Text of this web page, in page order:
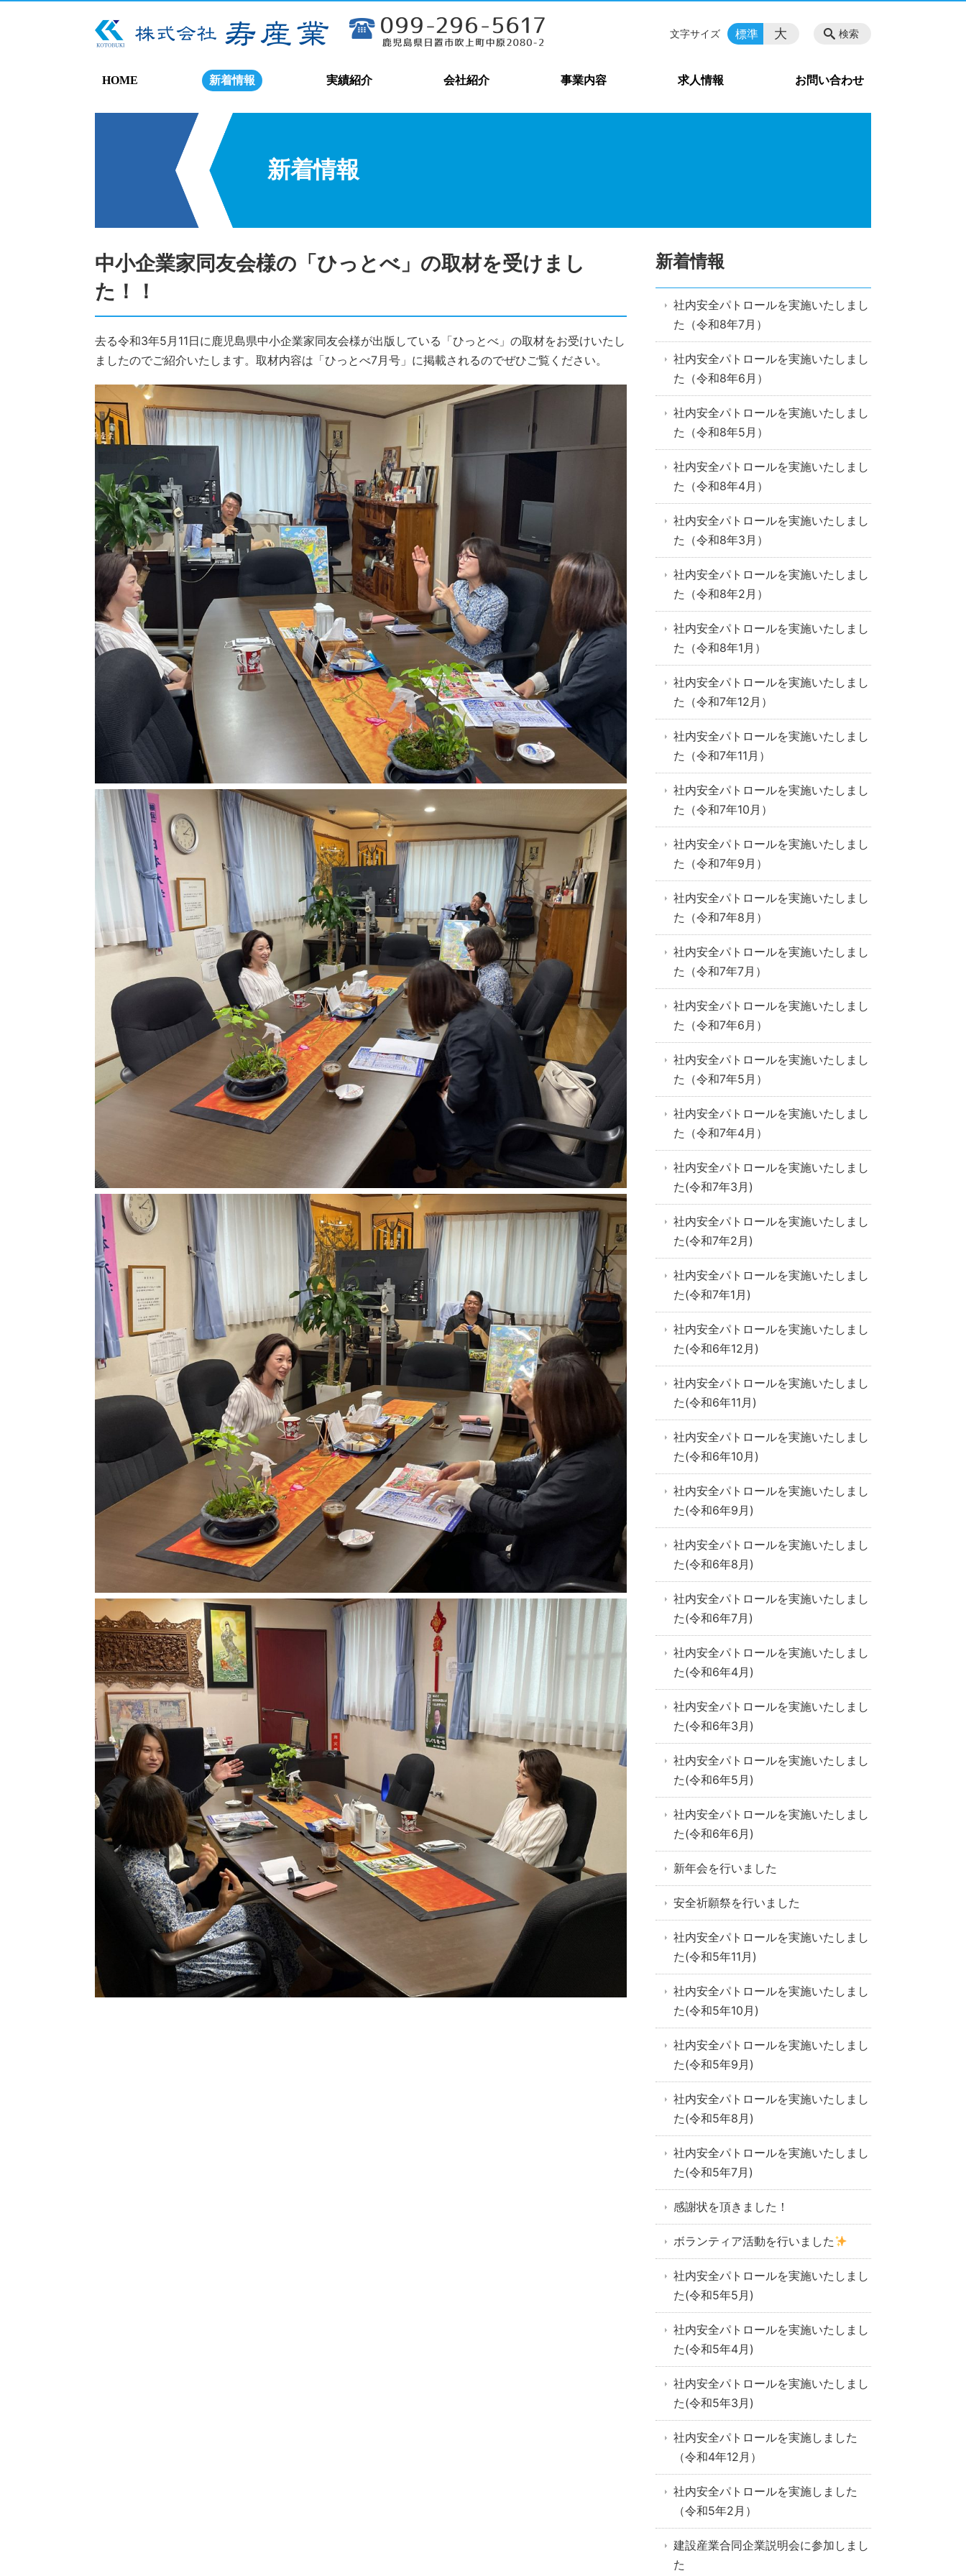
HOME 新着情報 実績紹介 会社紹介 事業内容 求人情報 お問い合わせ
検索
文字サイズ 標準 大
新着情報
中小企業家同友会様の「ひっとべ」の取材を受けまし
た！！
去る令和3年5月11日に鹿児島県中小企業家同友会様が出版している「ひっとべ」の取材をお受けいたし
ましたのでご紹介いたします。取材内容は「ひっとべ7月号」に掲載されるのでぜひご覧ください。
新着情報
社内安全パトロールを実施いたしまし
た（令和8年7月）
社内安全パトロールを実施いたしまし
た（令和8年6月）
社内安全パトロールを実施いたしまし
た（令和8年5月）
社内安全パトロールを実施いたしまし
た（令和8年4月）
社内安全パトロールを実施いたしまし
た（令和8年3月）
社内安全パトロールを実施いたしまし
た（令和8年2月）
社内安全パトロールを実施いたしまし
た（令和8年1月）
社内安全パトロールを実施いたしまし
た（令和7年12月）
社内安全パトロールを実施いたしまし
た（令和7年11月）
社内安全パトロールを実施いたしまし
た（令和7年10月）
社内安全パトロールを実施いたしまし
た（令和7年9月）
社内安全パトロールを実施いたしまし
た（令和7年8月）
社内安全パトロールを実施いたしまし
た（令和7年7月）
社内安全パトロールを実施いたしまし
た（令和7年6月）
社内安全パトロールを実施いたしまし
た（令和7年5月）
社内安全パトロールを実施いたしまし
た（令和7年4月）
社内安全パトロールを実施いたしまし
た(令和7年3月)
社内安全パトロールを実施いたしまし
た(令和7年2月)
社内安全パトロールを実施いたしまし
た(令和7年1月)
社内安全パトロールを実施いたしまし
た(令和6年12月)
社内安全パトロールを実施いたしまし
た(令和6年11月)
社内安全パトロールを実施いたしまし
た(令和6年10月)
社内安全パトロールを実施いたしまし
た(令和6年9月)
社内安全パトロールを実施いたしまし
た(令和6年8月)
社内安全パトロールを実施いたしまし
た(令和6年7月)
社内安全パトロールを実施いたしまし
た(令和6年4月)
社内安全パトロールを実施いたしまし
た(令和6年3月)
社内安全パトロールを実施いたしまし
た(令和6年5月)
社内安全パトロールを実施いたしまし
た(令和6年6月)
新年会を行いました
安全祈願祭を行いました
社内安全パトロールを実施いたしまし
た(令和5年11月)
社内安全パトロールを実施いたしまし
た(令和5年10月)
社内安全パトロールを実施いたしまし
た(令和5年9月)
社内安全パトロールを実施いたしまし
た(令和5年8月)
社内安全パトロールを実施いたしまし
た(令和5年7月)
感謝状を頂きました！
ボランティア活動を行いました
社内安全パトロールを実施いたしまし
た(令和5年5月)
社内安全パトロールを実施いたしまし
た(令和5年4月)
社内安全パトロールを実施いたしまし
た(令和5年3月)
社内安全パトロールを実施しました
（令和4年12月）
社内安全パトロールを実施しました
（令和5年2月）
建設産業合同企業説明会に参加しまし
た